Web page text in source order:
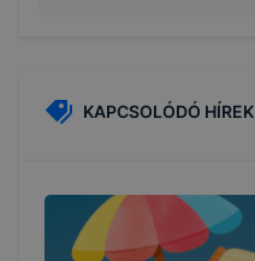
KAPCSOLÓDÓ HÍREK